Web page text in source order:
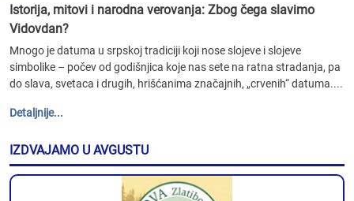
Istorija, mitovi i narodna verovanja: Zbog čega slavimo
Vidovdan?
Mnogo je datuma u srpskoj tradiciji koji nose slojeve i slojeve
simbolike – počev od godišnjica koje nas sete na ratna stradanja, pa
do slava, svetaca i drugih, hrišćanima značajnih, „crvenih“ datuma....
Detaljnije...
IZDVAJAMO U AVGUSTU